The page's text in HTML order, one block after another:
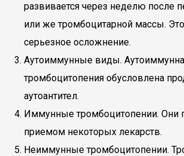
развивается через неделю после
или же тромбоцитарной массы.
серьезное осложнение.
Аутоиммунные виды.
тромбоцитопения обусловлена
аутоантител.
Иммунные тромбоцитопении. Они
приемом некоторых лекарств.
Неиммунные тромбоцитопении.